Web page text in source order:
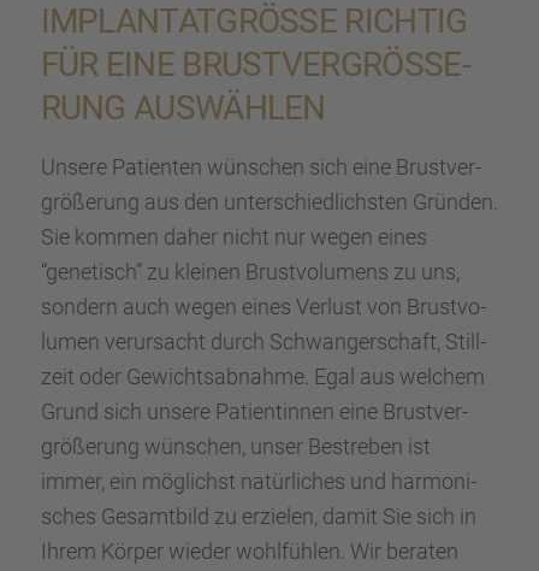
IMPLAN­TAT­GRÖSSE RICHTIG F
ÜR EINE BRUST­VER­GRÖ­SSE­RU
NG AUSWÄH­LEN
Unsere Patien­ten wünschen sich eine Brust­ver­
grö­ße­rung aus den unter­schied­lichs­ten Gründen.
Sie kommen daher nicht nur wegen eines
“genetisch” zu kleinen Brust­vo­lu­mens zu uns,
sondern auch wegen eines Verlust von Brust­vo­
lu­men verur­sacht durch Schwan­ger­schaft, Still­
zeit oder Gewichts­ab­nahme. Egal aus welchem
Grund sich unsere Patien­tin­nen eine Brust­ver­
grö­ße­rung wünschen, unser Bestre­ben ist
immer, ein möglichst natür­li­ches und harmo­ni­
sches Gesamt­bild zu erzie­len, damit Sie sich in
Ihrem Körper wieder wohlfüh­len. Wir beraten